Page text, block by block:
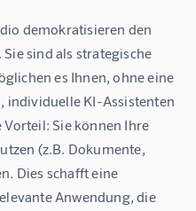
demokratisieren den
sind als strategische
es Ihnen, ohne eine
individuelle KI-Assistenten
Sie können Ihre
(z.B. Dokumente,
Dies schafft eine
Anwendung, die